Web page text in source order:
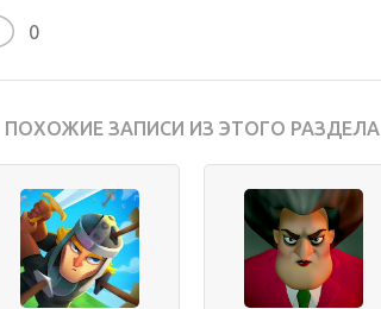
0
ПОХОЖИЕ ЗАПИСИ ИЗ ЭТОГО РАЗДЕЛА